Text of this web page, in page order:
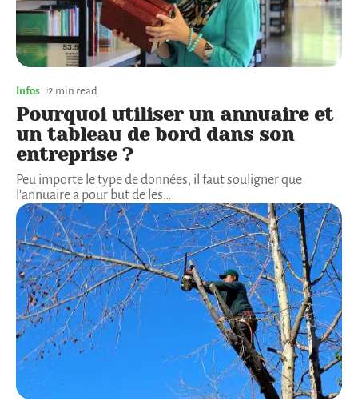
Infos 2 min read
Pourquoi utiliser un annuaire et
un tableau de bord dans son
entreprise ?
Peu importe le type de données, il faut souligner que
l'annuaire a pour but de les…